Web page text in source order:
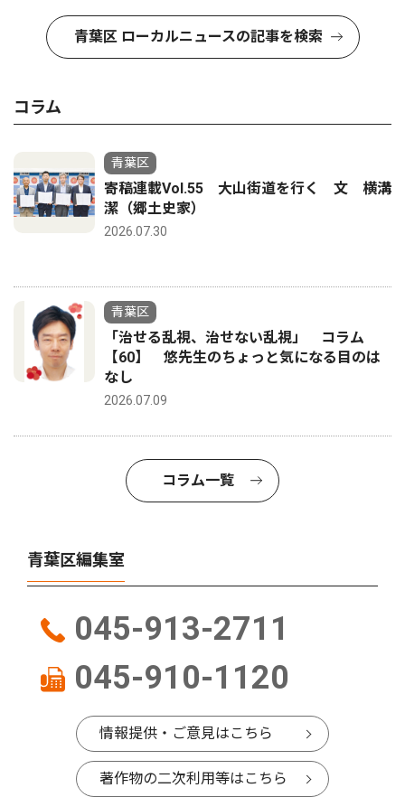
青葉区 ローカルニュースの記事を検索
コラム
青葉区
寄稿連載Vol.55 大山街道を行く 文 横溝
潔（郷土史家）
2026.07.30
青葉区
「治せる乱視、治せない乱視」 コラム
【60】 悠先生のちょっと気になる目のは
なし
2026.07.09
コラム一覧
青葉区編集室
045-913-2711
045-910-1120
情報提供・ご意見はこちら
著作物の二次利用等はこちら